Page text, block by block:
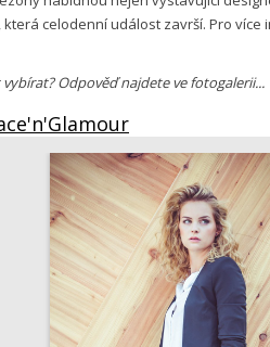
celodenní událost završí. Pro více
Odpověď najdete ve fotogalerii...